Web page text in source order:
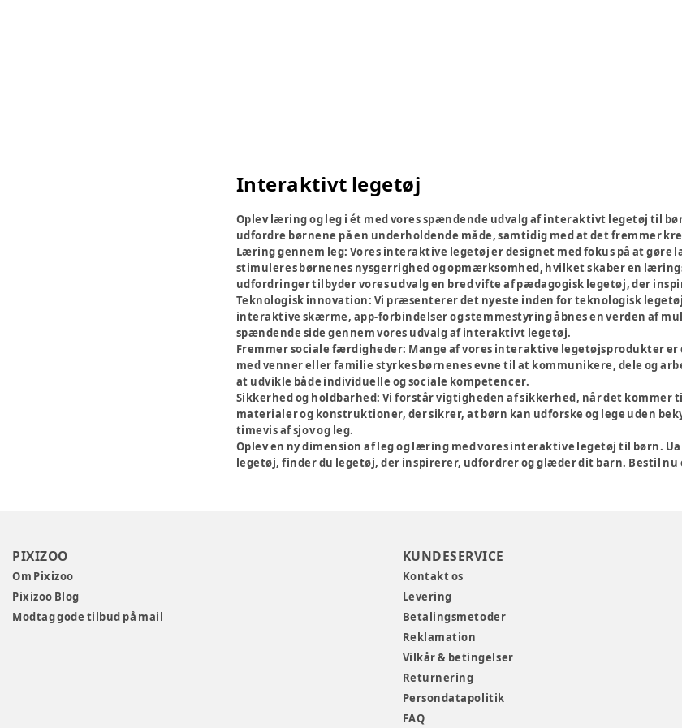
Interaktivt legetøj
Oplev læring og leg i ét med vores spændende udvalg af interaktivt legetøj til
udfordre børnene på en underholdende måde, samtidig med at det fremmer
Læring gennem leg: Vores interaktive legetøj er designet med fokus på at
stimuleres børnenes nysgerrighed og opmærksomhed, hvilket skaber en
udfordringer tilbyder vores udvalg en bred vifte af pædagogisk legetøj, der
Teknologisk innovation: Vi præsenterer det nyeste inden for teknologisk
interaktive skærme, app-forbindelser og stemmestyring åbnes en verden af
spændende side gennem vores udvalg af interaktivt legetøj.
Fremmer sociale færdigheder: Mange af vores interaktive legetøjsprodukter
med venner eller familie styrkes børnenes evne til at kommunikere, dele og
at udvikle både individuelle og sociale kompetencer.
Sikkerhed og holdbarhed: Vi forstår vigtigheden af sikkerhed, når det
materialer og konstruktioner, der sikrer, at børn kan udforske og lege uden
timevis af sjov og leg.
Oplev en ny dimension af leg og læring med vores interaktive legetøj til børn.
legetøj, finder du legetøj, der inspirerer, udfordrer og glæder dit barn. Bestil
PIXIZOO
Om Pixizoo
Pixizoo Blog
Modtag gode tilbud på mail
KUNDESERVICE
Kontakt os
Levering
Betalingsmetoder
Reklamation
Vilkår & betingelser
Returnering
Persondatapolitik
FAQ